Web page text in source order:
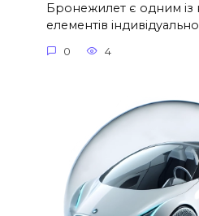
Бронежилет є одним із
елементів
0 4